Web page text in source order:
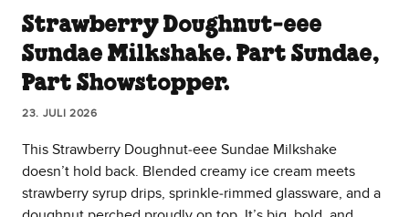
Strawberry Doughnut‑eee
Sundae Milkshake. Part Sundae,
Part Showstopper.
23. JULI 2026
This Strawberry Doughnut‑eee Sundae Milkshake
doesn’t hold back. Blended creamy ice cream meets
strawberry syrup drips, sprinkle‑rimmed glassware, and a